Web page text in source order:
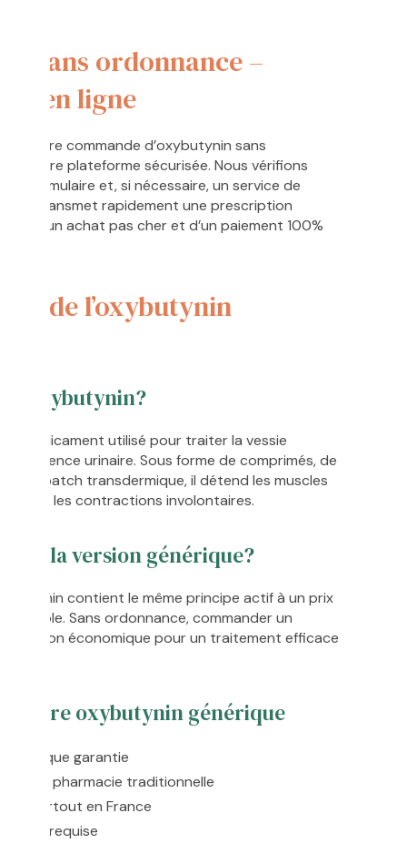
sans ordonnance –
en ligne
votre commande d’oxybutynin sans
à notre plateforme sécurisée. Nous vérifions
un formulaire et, si nécessaire, un service de
transmet rapidement une prescription
d’un achat pas cher et d’un paiement 100%
de l’oxybutynin
l’oxybutynin?
médicament utilisé pour traiter la vessie
urinaire. Sous forme de comprimés, de
de patch transdermique, il détend les muscles
les contractions involontaires.
la version générique?
contient le même principe actif à un prix
Sans ordonnance, commander un
solution économique pour un traitement efficace
notre oxybutynin générique
garantie
qu’en pharmacie traditionnelle
partout en France
requise